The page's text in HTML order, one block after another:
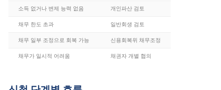
소득 없거나 변제 능력 없음 개인파산 검토
채무 한도 초과 일반회생 검토
채무 일부 조정으로 회복 가능 신용회복위 채무조정
채무가 일시적 어려움 채권자 개별 협의